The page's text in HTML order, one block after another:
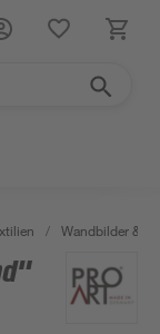
/ Wandbilder &